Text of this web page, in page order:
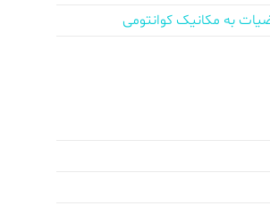
به مکانیک کوانتومی